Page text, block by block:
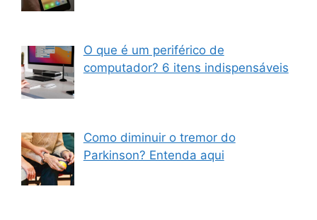
O que é um periférico de
computador? 6 itens indispensáveis
Como diminuir o tremor do
Parkinson? Entenda aqui